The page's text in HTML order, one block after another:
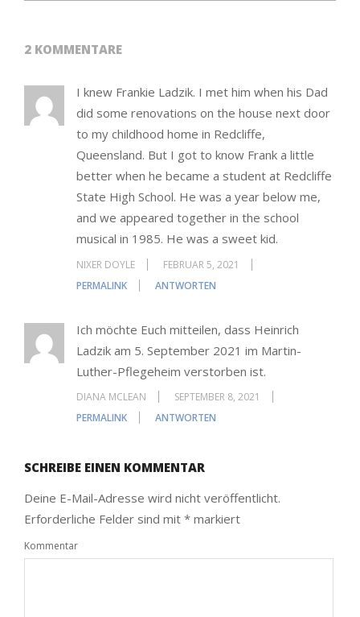
16
2 KOMMENTARE
I knew Frankie Ladzik. I met him when his Dad
did some renovations on the house next door
to my childhood home in Redcliffe,
Queensland. But I got to know Frank a little
better when he became a student at Redcliffe
State High School. He was a year below me,
and we appeared together in the school
musical in 1985. He was a sweet kid.
NIXER DOYLE
FEBRUAR 5, 2021
PERMALINK
ANTWORTEN
Ich möchte Euch mitteilen, dass Heinrich
Ladzik am 5. September 2021 im Martin-
Luther-Pflegeheim verstorben ist.
DIANA MCLEAN
SEPTEMBER 8, 2021
PERMALINK
ANTWORTEN
SCHREIBE EINEN KOMMENTAR
Deine E-Mail-Adresse wird nicht veröffentlicht.
Erforderliche Felder sind mit * markiert
Kommentar